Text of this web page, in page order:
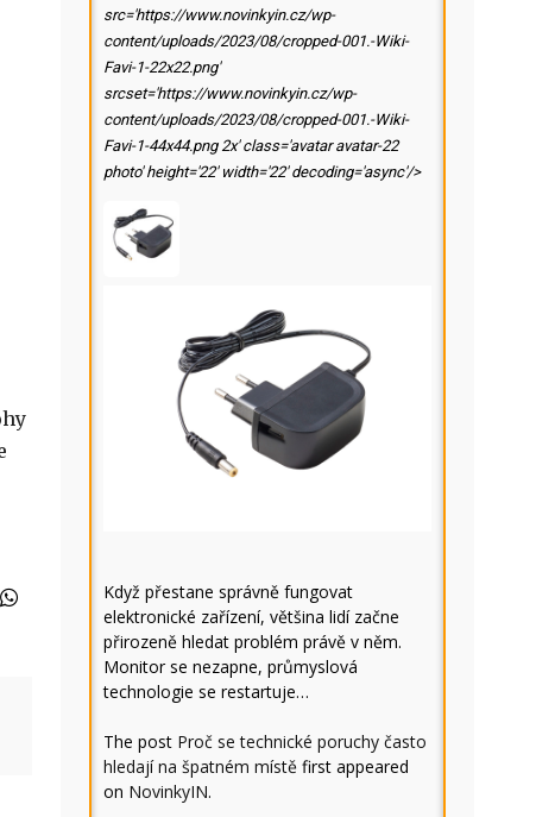
src='https://www.novinkyin.cz/wp-
content/uploads/2023/08/cropped-001.-Wiki-
Favi-1-22x22.png'
srcset='https://www.novinkyin.cz/wp-
content/uploads/2023/08/cropped-001.-Wiki-
Favi-1-44x44.png 2x' class='avatar avatar-22
photo' height='22' width='22' decoding='async'/>
Když přestane správně fungovat
elektronické zařízení, většina lidí začne
přirozeně hledat problém právě v něm.
Monitor se nezapne, průmyslová
technologie se restartuje…
The post Proč se technické poruchy často
hledají na špatném místě first appeared
on NovinkyIN.